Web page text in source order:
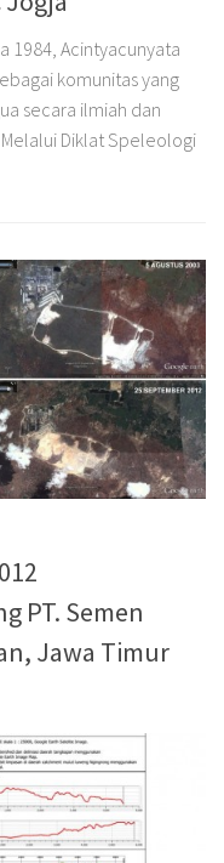
1984, Acintyacunyata
komunitas yang
secara ilmiah dan
Diklat Speleologi
PT. Semen
Jawa Timur